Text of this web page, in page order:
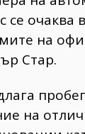
се очаква
на
Стар.
на